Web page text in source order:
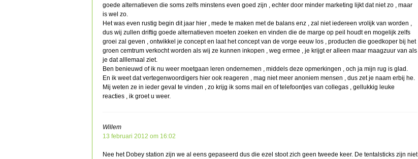
goede alternatieven die soms zelfs minstens even goed zijn , echter door minder marketing lijkt dat niet zo , maar
is wel zo.
Het was even rustig begin dit jaar hier , mede te maken met de balans enz , zal niet iedereen vrolijk van worden ,
dus wij zullen driftig goede alternatieven moeten zoeken en vinden die de marge op peil houdt en mogelijk zelfs
groei zal geven , ontwikkel je concept en laat het concept van de vorge eeuw los , producten die goedkoper bij het
groen cemtrum verkocht worden als wij ze kunnen inkopen , weg ermee , je krijgt er alleen maar maagzuur van als
je dat alllemaal ziet.
Ben benieuwd of ik nu weer moetgaan leren ondernemen , middels deze opmerkingen , och ja mijn rug is glad.
En ik weet dat vertegenwoordigers hier ook reageren , mag niet meer anoniem mensen , dus zet je naam erbij he.
Mij weten ze in ieder geval te vinden , zo krijg ik soms mail en of telefoontjes van collegas , gellukkig leuke
reacties , ik groet u weer.
Willem
13 februari 2012 om 16:02
Nee het Dobey station zijn we al eens gepaseerd dus die ezel stoot zich geen tweede keer. De tentalsticks zijn niet